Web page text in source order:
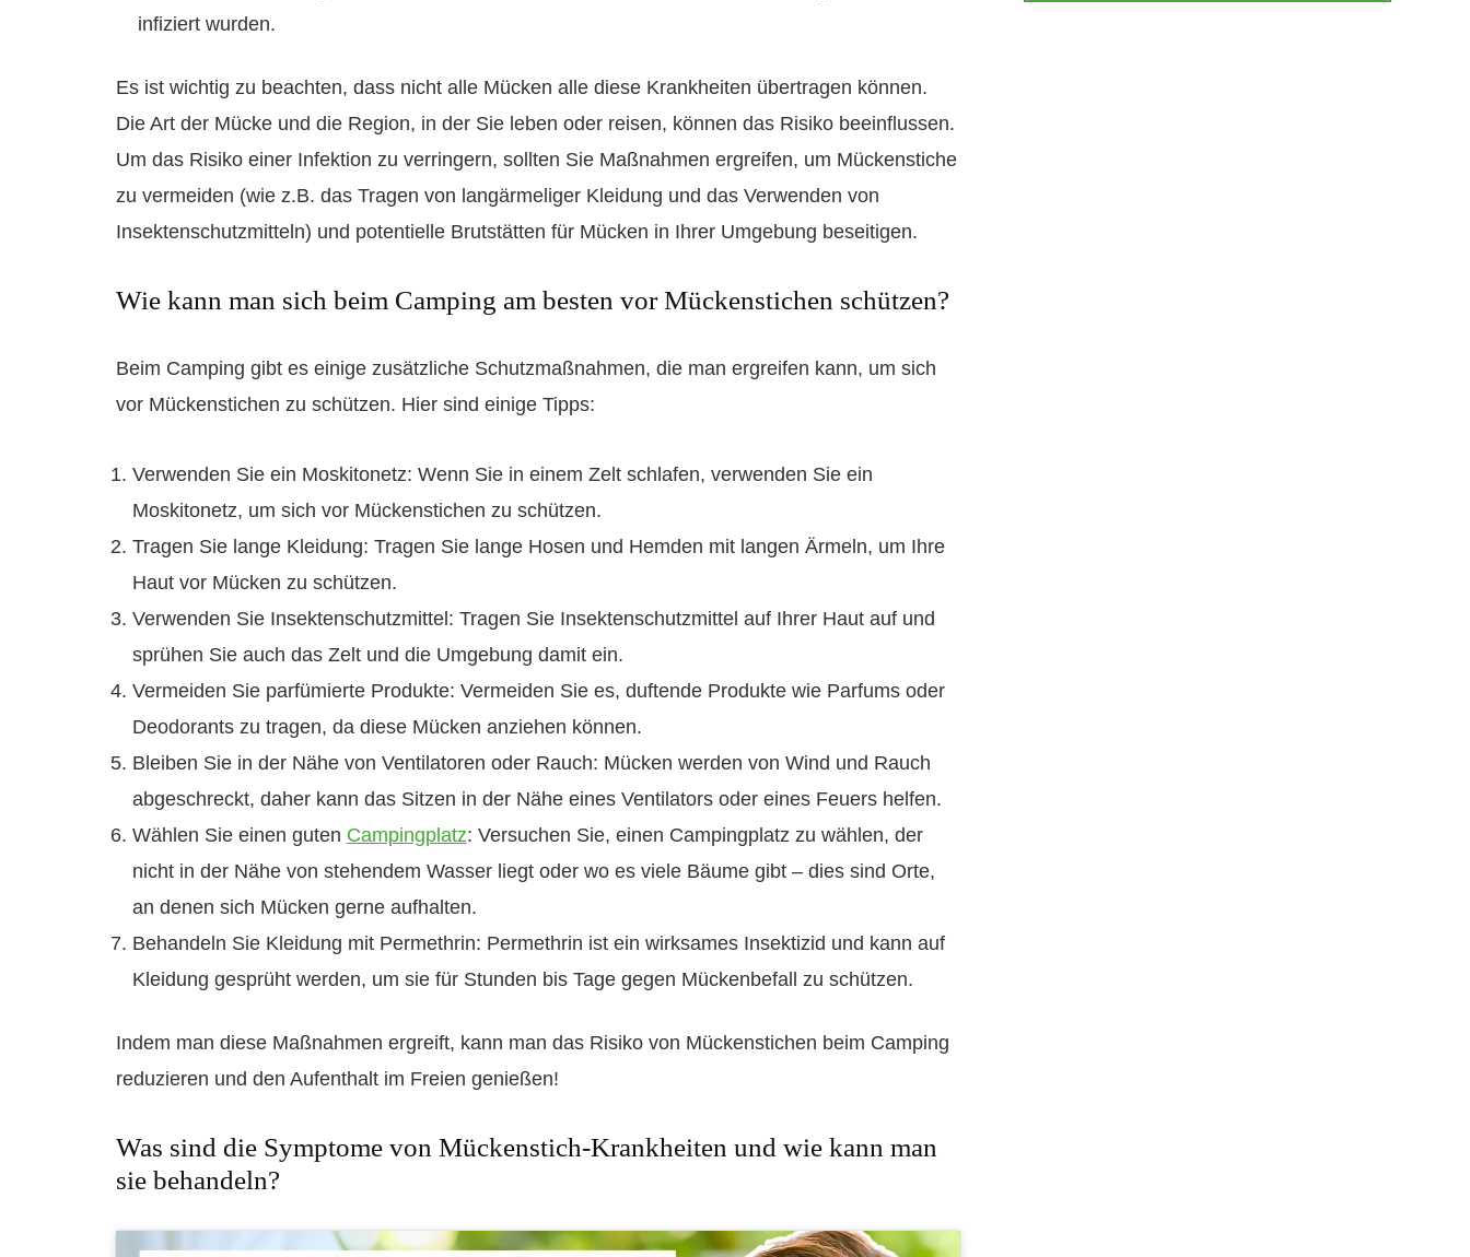
infiziert wurden.
Es ist wichtig zu beachten, dass nicht alle Mücken alle diese Krankheiten übertragen können.
Die Art der Mücke und die Region, in der Sie leben oder reisen, können das Risiko beeinflussen.
Um das Risiko einer Infektion zu verringern, sollten Sie Maßnahmen ergreifen, um Mückenstiche
zu vermeiden (wie z.B. das Tragen von langärmeliger Kleidung und das Verwenden von
Insektenschutzmitteln) und potentielle Brutstätten für Mücken in Ihrer Umgebung beseitigen.
Wie kann man sich beim Camping am besten vor Mückenstichen schützen?
Beim Camping gibt es einige zusätzliche Schutzmaßnahmen, die man ergreifen kann, um sich
vor Mückenstichen zu schützen. Hier sind einige Tipps:
Verwenden Sie ein Moskitonetz: Wenn Sie in einem Zelt schlafen, verwenden Sie ein
Moskitonetz, um sich vor Mückenstichen zu schützen.
Tragen Sie lange Kleidung: Tragen Sie lange Hosen und Hemden mit langen Ärmeln, um Ihre
Haut vor Mücken zu schützen.
Verwenden Sie Insektenschutzmittel: Tragen Sie Insektenschutzmittel auf Ihrer Haut auf und
sprühen Sie auch das Zelt und die Umgebung damit ein.
Vermeiden Sie parfümierte Produkte: Vermeiden Sie es, duftende Produkte wie Parfums oder
Deodorants zu tragen, da diese Mücken anziehen können.
Bleiben Sie in der Nähe von Ventilatoren oder Rauch: Mücken werden von Wind und Rauch
abgeschreckt, daher kann das Sitzen in der Nähe eines Ventilators oder eines Feuers helfen.
Wählen Sie einen guten Campingplatz: Versuchen Sie, einen Campingplatz zu wählen, der
nicht in der Nähe von stehendem Wasser liegt oder wo es viele Bäume gibt – dies sind Orte,
an denen sich Mücken gerne aufhalten.
Behandeln Sie Kleidung mit Permethrin: Permethrin ist ein wirksames Insektizid und kann auf
Kleidung gesprüht werden, um sie für Stunden bis Tage gegen Mückenbefall zu schützen.
Indem man diese Maßnahmen ergreift, kann man das Risiko von Mückenstichen beim Camping
reduzieren und den Aufenthalt im Freien genießen!
Was sind die Symptome von Mückenstich-Krankheiten und wie kann man
sie behandeln?